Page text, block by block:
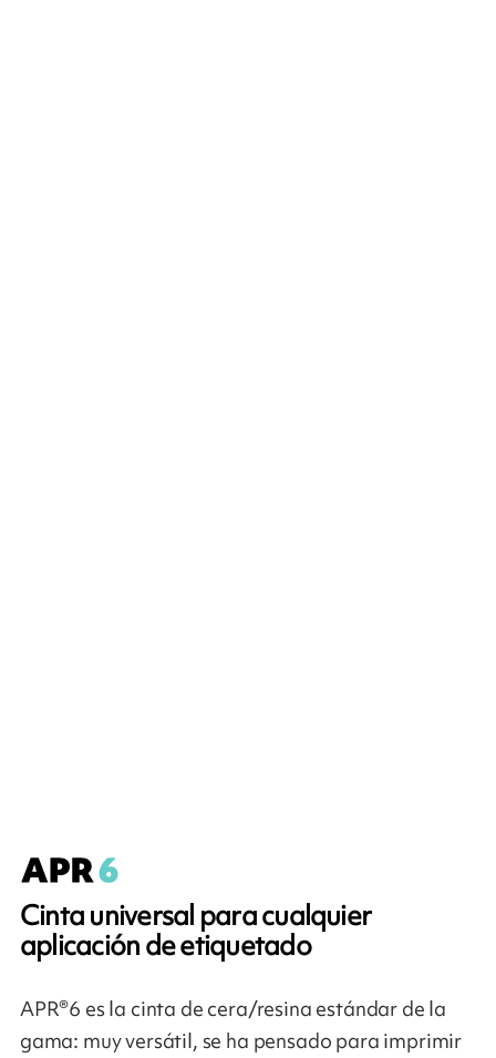
Cinta universal para cualquier
aplicación de etiquetado
APR®6 es la cinta de cera/resina estándar de la
gama: muy versátil, se ha pensado para imprimir